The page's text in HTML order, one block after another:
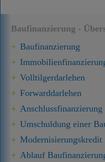
Baufinanzierung -
Baufinanzierung
Volltilgerdarlehen
Forward­darlehen
Anschluss­finanzierung
Umschuldung einer
Modernisierungskredit
Ablauf